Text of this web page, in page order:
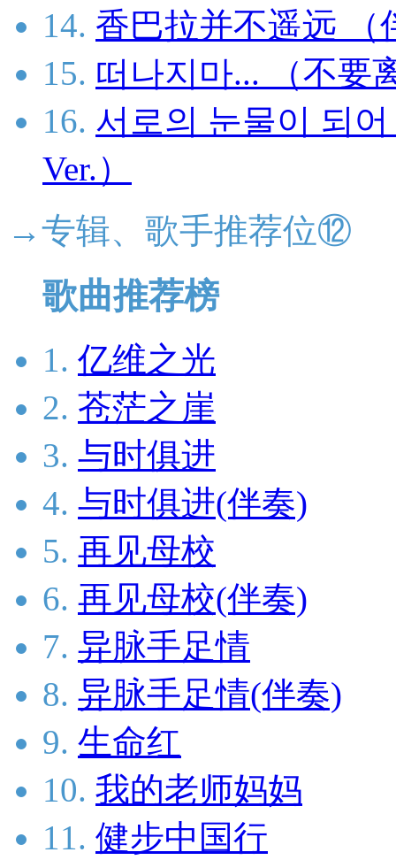
14. 香巴拉并不遥远 （
15. 떠나지마... （不要
16. 서로의 눈물이 되
Ver.）
→专辑、歌手推荐位⑫
歌曲推荐榜
1. 亿维之光
2. 苍茫之崖
3. 与时俱进
4. 与时俱进(伴奏)
5. 再见母校
6. 再见母校(伴奏)
7. 异脉手足情
8. 异脉手足情(伴奏)
9. 生命红
10. 我的老师妈妈
11. 健步中国行